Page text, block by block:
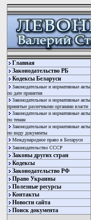
Главная
Законодательство РБ
Кодексы Беларуси
Законодательные и нормативные акты
по дате принятия
Законодательные и нормативные акты
принятые различными органами власти
Законодательные и нормативные акты
по темам
Законодательные и нормативные акты
по виду документы
Международное право в Беларуси
Законодательство СССР
Законы других стран
Кодексы
Законодательство РФ
Право Украины
Полезные ресурсы
Контакты
Новости сайта
Поиск документа